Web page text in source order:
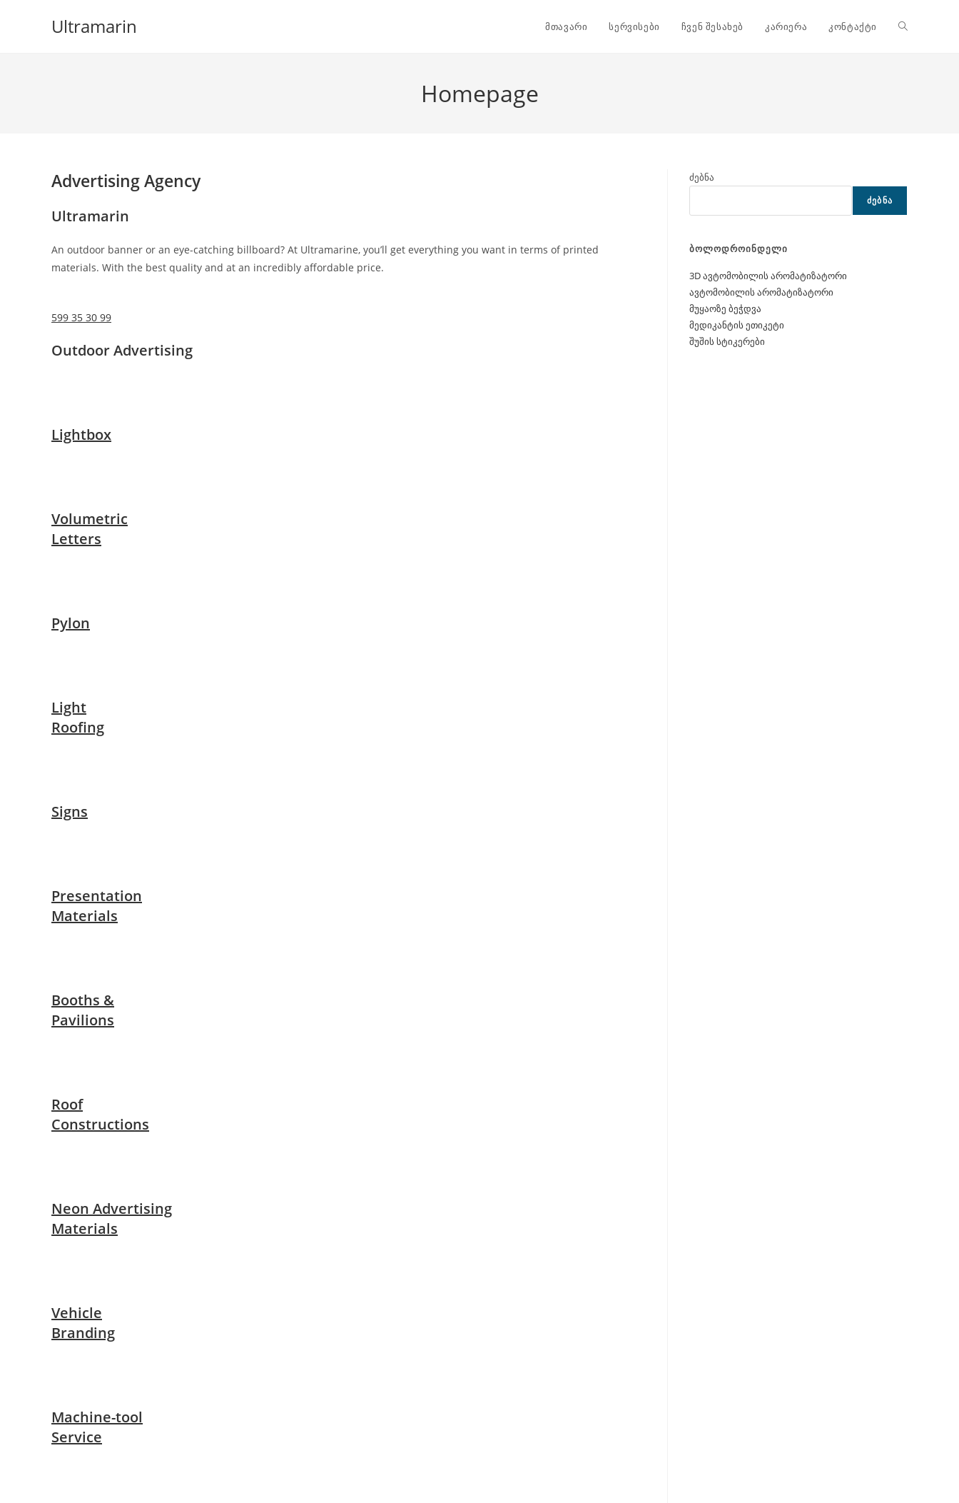
Ultramarin მთავარი სერვისები ჩვენ შესახებ კარიერა კონტაქტი Toggle
Homepage
Advertising Agency
Ultramarin
An outdoor banner or an eye-catching billboard? At Ultramarine, you’ll get everything you want in terms of printed
materials. With the best quality and at an incredibly affordable price.
599 35 30 99
Outdoor Advertising
Lightbox
Volumetric
Letters
Pylon
Light
Roofing
Signs
Presentation
Materials
Booths &
Pavilions
Roof
Constructions
Neon Advertising
Materials
Vehicle
Branding
Machine-tool
Service
ძებნა
ᲫᲔᲑᲜᲐ
ბოლოდროინდელი
3D ავტომობილის არომატიზატორი
ავტომობილის არომატიზატორი
მუყაოზე ბეჭდვა
მედიკანტის ეთიკეტი
შუშის სტიკერები